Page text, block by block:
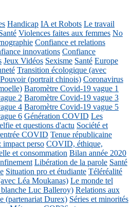
Handicap IA et Robots Le travail
Violences faites aux femmes No
Confiance et relations
innovations Confiance
Jeux Vidéos Sexisme Santé Europe
Transition écologique (avec
Pouvoir (portrait chinois) Coronavirus
Baromètre Covid-19 vague 1
2 Baromètre Covid-19 vague 3
4 Baromètre Covid-19 vague 5
6 Génération COVID Les
et questions d'actu Société et
COVID Tenue républicaine
perso COVID, éthique,
et consommation Bilan année 2020
Libération de la parole Santé
Situation pro et étudiante Téléréalité
Léa Moukanas) Le monde tel
Luc Balleroy) Relations aux
(partenariat Durex) Séries et minorités